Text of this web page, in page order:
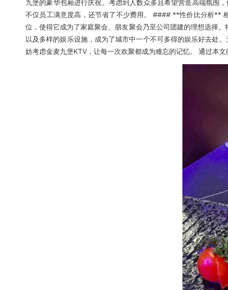
九堡的豪华包厢进行庆祝。考虑到人数众多且希望营造高端氛围
不仅员工满意度高，还节省了不少费用。 #### **性价比分析**
位，使得它成为了家庭聚会、朋友聚会乃至公司团建的理想选择
以及多样的娱乐设施，成为了城市中一个不可多得的娱乐好去处
妨考虑金麦九堡KTV，让每一次欢聚都成为难忘的记忆。 通过本